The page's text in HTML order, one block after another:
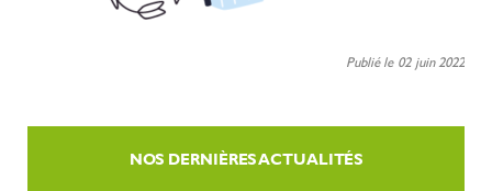
Publié le 02 juin 2022
NOS DERNIÈRES ACTUALITÉS